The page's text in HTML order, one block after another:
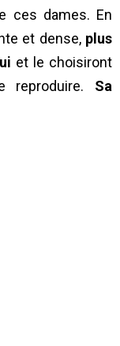
ces dames. En
et dense, plus
et le choisiront
reproduire. Sa